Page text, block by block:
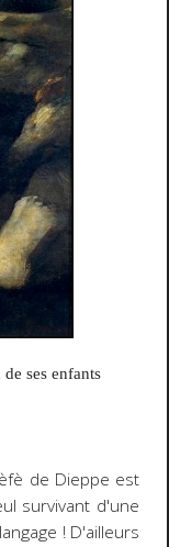
ses enfants
de Dieppe est
survivant d'une
! D'ailleurs